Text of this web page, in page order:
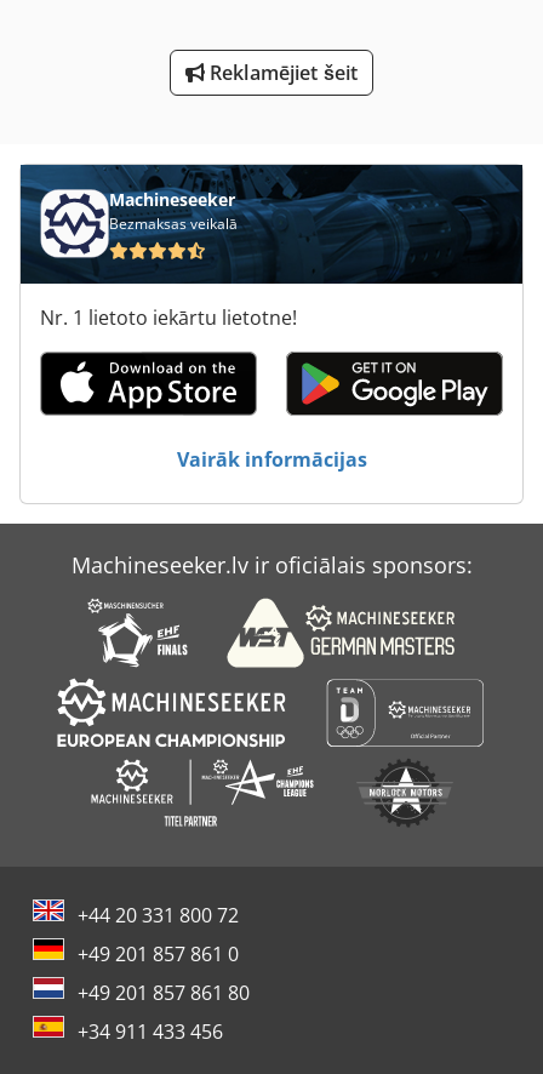
Stūra Savienojumu MašīnaReklamējiet šeit
Machineseeker
Bezmaksas veikalā
Nr. 1 lietoto iekārtu lietotne!
Vairāk informācijas
Machineseeker.lv ir oficiālais sponsors:
+44 20 331 800 72
+49 201 857 861 0
+49 201 857 861 80
+34 911 433 456